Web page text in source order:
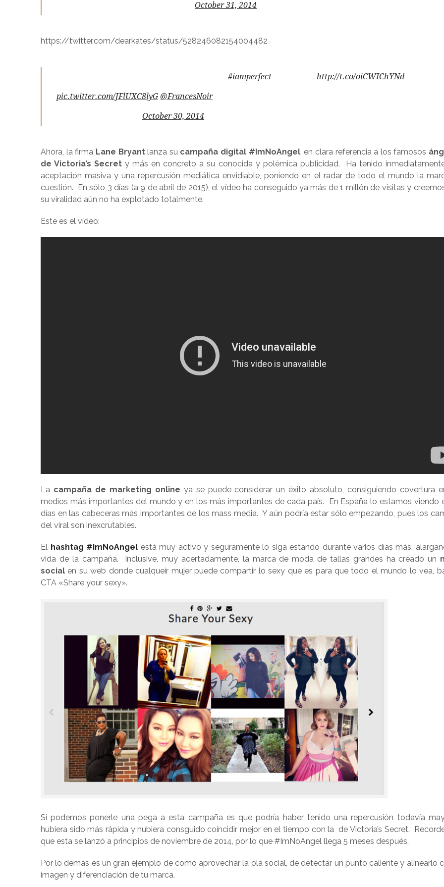
October 31, 2014
https://twitter.com/dearkates/status/528246082154004482
#iamperfect http://t.co/oiCWIChYNd
pic.twitter.com/JFlUXC8lyG @FrancesNoir
October 30, 2014
Ahora, la firma Lane Bryantlanza su campaña digital #ImNoAngel, en clara referencia a los famosos
de Victoria’s Secret y más en concreto a su conocida y polémica publicidad. Ha tenido
aceptación masiva y una repercusión mediática envidiable, poniendo en el radar de todo el mundo la
cuestión. En sólo 3 días (a 9 de abril de 2015), el vídeo ha conseguido ya más de 1 millón de visitas y
su viralidad aún no ha explotado totalmente.
Este es el vídeo:
La campaña de marketing online ya se puede considerar un éxito absoluto, consiguiendo covertura
medios más importantes del mundo y en los más importantes de cada país. En España lo estamos viendo
días en las cabeceras más importantes de los mass media. Y aún podría estar sólo empezando, pues los
del viral son inexcrutables.
El hashtag #ImNoAngel está muy activo y seguramente lo siga estando durante varios días más,
vida de la campaña. Inclusive, muy acertadamente, la marca de moda de tallas grandes ha creado un
social en su web donde cualqueir mujer puede compartir lo sexy que es para que todo el mundo lo vea,
CTA «Share your sexy».
Si podemos ponerle una pega a esta campaña es que podría haber tenido una repercusión todavía
hubiera sido más rápida y hubiera consguido coincidir mejor en el tiempo con la de Victoria’s Secret.
que esta se lanzó a principios de noviembre de 2014, por lo que #ImNoAngel llega 5 meses después.
Por lo demás es un gran ejemplo de como aprovechar la ola social, de detectar un punto caliente y alinearlo
imagen y diferenciación de tu marca.